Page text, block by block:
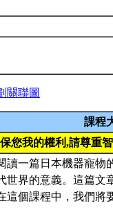
關聯圖
課程
您我的權利,請尊重
讀一篇日本機器寵物
世界的意義。這篇文
這個課程中，我們將